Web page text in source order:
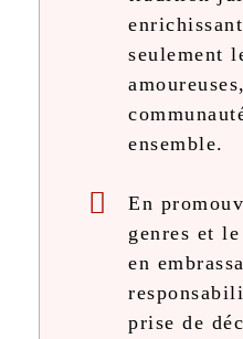
seulement
ensemble.
En
genres et
en
prise de